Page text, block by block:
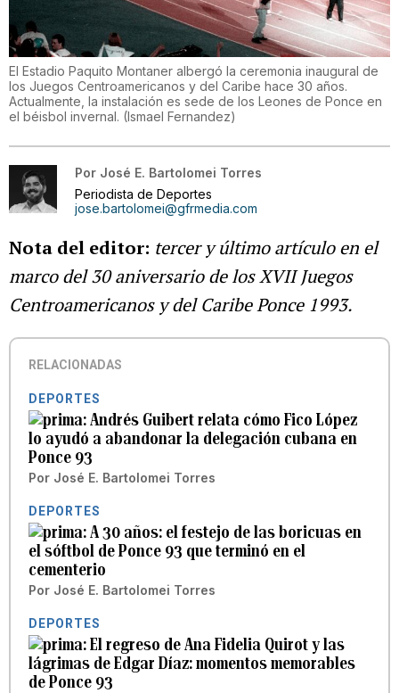
El Estadio Paquito Montaner albergó la ceremonia inaugural de
los Juegos Centroamericanos y del Caribe hace 30 años.
Actualmente, la instalación es sede de los Leones de Ponce en
el béisbol invernal. (Ismael Fernandez)
Por José E. Bartolomei Torres
Periodista de Deportes
jose.bartolomei@gfrmedia.com
Nota del editor: tercer y último artículo en el
marco del 30 aniversario de los XVII Juegos
Centroamericanos y del Caribe Ponce 1993.
RELACIONADAS
DEPORTES
Andrés Guibert relata cómo Fico López
lo ayudó a abandonar la delegación cubana en
Ponce 93
Por José E. Bartolomei Torres
DEPORTES
A 30 años: el festejo de las boricuas en
el sóftbol de Ponce 93 que terminó en el
cementerio
Por José E. Bartolomei Torres
DEPORTES
El regreso de Ana Fidelia Quirot y las
lágrimas de Edgar Díaz: momentos memorables
de Ponce 93